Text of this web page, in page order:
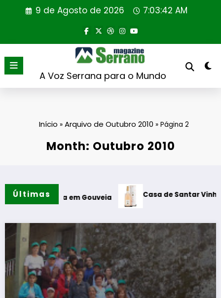
9 de Agosto de 2026 7:03:43 AM
A Voz Serrana para o Mundo
Início » Arquivo de Outubro 2010 » Página 2
Month: Outubro 2010
Últimas
em Gouveia Casa de Santar Vinhos destaca três